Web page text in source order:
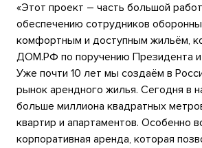
«Этот проект – часть большой
обеспечению сотрудников
комфортным и доступным жильём,
ДОМ.РФ по поручению Президента и
Уже почти 10 лет мы создаём в
рынок арендного жилья. Сегодня в
больше миллиона квадратных
квартир и апартаментов. Особенно
корпоративная аренда, которая